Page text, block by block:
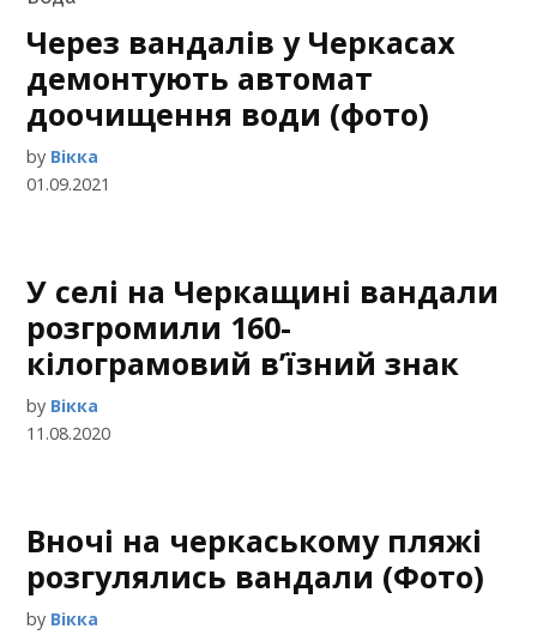
Через вандалів у Черкасах
демонтують автомат
доочищення води (фото)
by Вікка
01.09.2021
У селі на Черкащині вандали
розгромили 160-
кілограмовий в’їзний знак
by Вікка
11.08.2020
Вночі на черкаському пляжі
розгулялись вандали (Фото)
by Вікка